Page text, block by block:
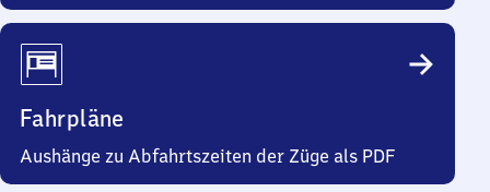
Fahrpläne
Aushänge zu Abfahrtszeiten der Züge als PDF